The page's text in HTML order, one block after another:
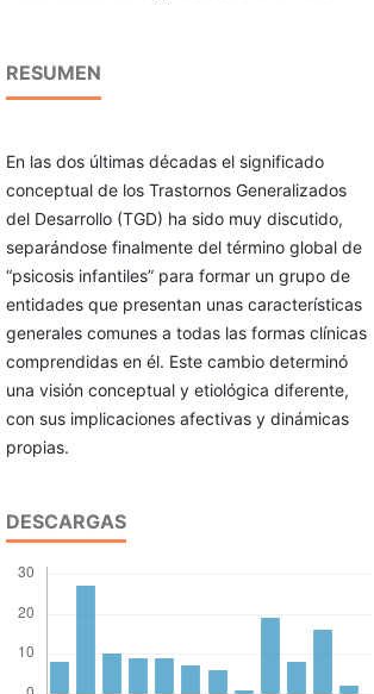
RESUMEN
En las dos últimas décadas el significado
conceptual de los Trastornos Generalizados
del Desarrollo (TGD) ha sido muy discutido,
separándose finalmente del término global de
“psicosis infantiles” para formar un grupo de
entidades que presentan unas características
generales comunes a todas las formas clínicas
comprendidas en él. Este cambio determinó
una visión conceptual y etiológica diferente,
con sus implicaciones afectivas y dinámicas
propias.
DESCARGAS